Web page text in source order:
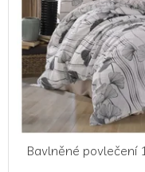
Bavlněné povlečení